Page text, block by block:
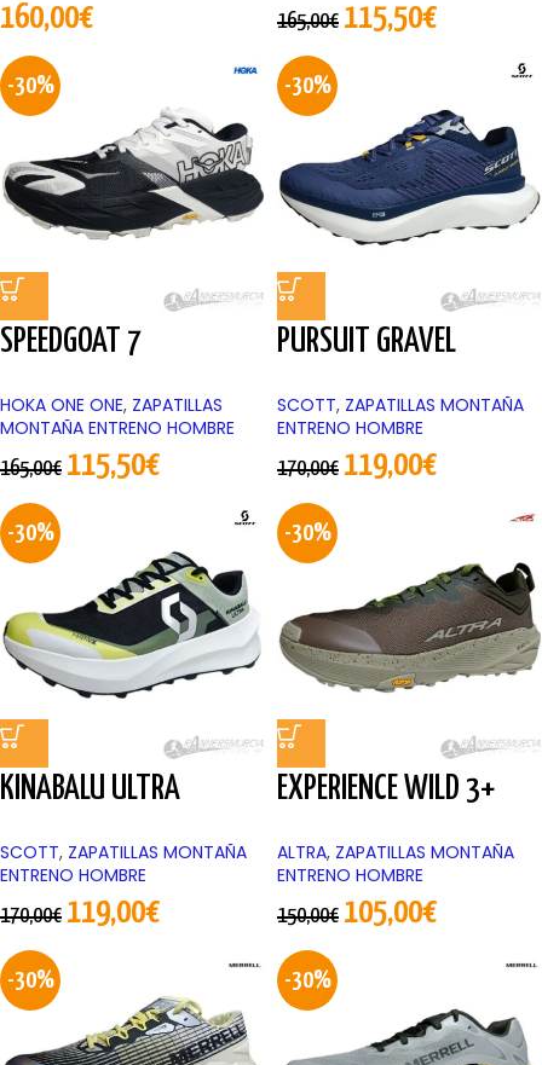
160,00€ 165,00€ 115,50€
-30%
SPEEDGOAT 7
HOKA ONE ONE, ZAPATILLAS
MONTAÑA ENTRENO HOMBRE
165,00€ 115,50€
-30%
PURSUIT GRAVEL
SCOTT, ZAPATILLAS MONTAÑA
ENTRENO HOMBRE
170,00€ 119,00€
-30%
KINABALU ULTRA
SCOTT, ZAPATILLAS MONTAÑA
ENTRENO HOMBRE
170,00€ 119,00€
-30%
EXPERIENCE WILD 3+
ALTRA, ZAPATILLAS MONTAÑA
ENTRENO HOMBRE
150,00€ 105,00€
-30% -30%